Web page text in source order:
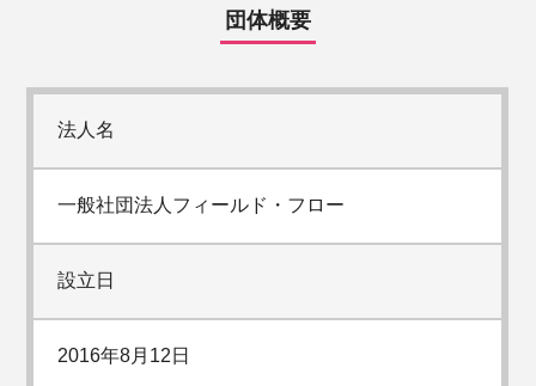
団体概要
法人名
一般社団法人フィールド・フロー
設立日
2016年8月12日